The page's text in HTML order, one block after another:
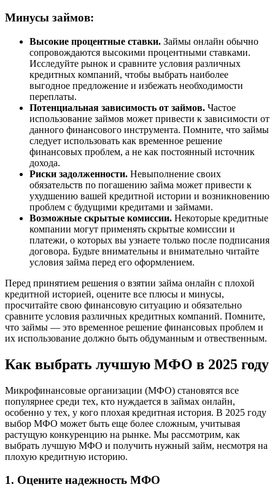
Минусы займов:
Высокие процентные ставки. Займы онлайн обычно
сопровождаются высокими процентными ставками.
Исследуйте рынок и сравните условия различных
кредитных компаний, чтобы выбрать наиболее
выгодное предложение и избежать необходимости
переплаты.
Потенциальная зависимость от займов. Частое
использование займов может привести к зависимости от
данного финансового инструмента. Помните, что займы
следует использовать как временное решение
финансовых проблем, а не как постоянный источник
дохода.
Риски задолженности. Невыполнение своих
обязательств по погашению займа может привести к
ухудшению вашей кредитной истории и возникновению
проблем с будущими кредитами и займами.
Возможные скрытые комиссии. Некоторые кредитные
компании могут применять скрытые комиссии и
платежи, о которых вы узнаете только после подписания
договора. Будьте внимательны и внимательно читайте
условия займа перед его оформлением.
Перед принятием решения о взятии займа онлайн с плохой
кредитной историей, оцените все плюсы и минусы,
просчитайте свою финансовую ситуацию и обязательно
сравните условия различных кредитных компаний. Помните,
что займы — это временное решение финансовых проблем и
их использование должно быть обдуманным и отвественным.
Как выбрать лучшую МФО в 2025 году
Микрофинансовые организации (МФО) становятся все
популярнее среди тех, кто нуждается в займах онлайн,
особенно у тех, у кого плохая кредитная история. В 2025 году
выбор МФО может быть еще более сложным, учитывая
растущую конкуренцию на рынке. Мы рассмотрим, как
выбрать лучшую МФО и получить нужный займ, несмотря на
плохую кредитную историю.
1. Оцените надежность МФО